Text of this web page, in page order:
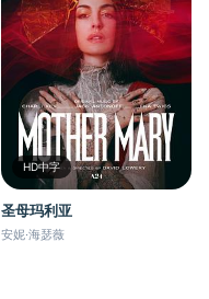
HD中字
圣母玛利亚
安妮·海瑟薇